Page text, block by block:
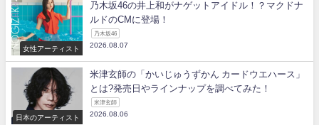
女性アーティスト
乃木坂46の井上和がナゲットアイドル！？マクドナ
ルドのCMに登場！
乃木坂46
2026.08.07
日本のアーティスト
米津玄師の「かいじゅうずかん カードウエハース」
とは?発売日やラインナップを調べてみた！
米津玄師
2026.08.06